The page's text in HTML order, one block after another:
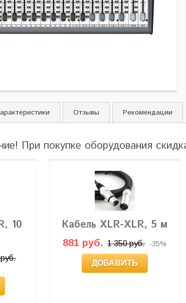
Отзывы Рекомендации
При покупке оборудования
10
Кабель XLR-XLR, 5 м
881 руб. 1 350 руб. -35%
ДОБАВИТЬ